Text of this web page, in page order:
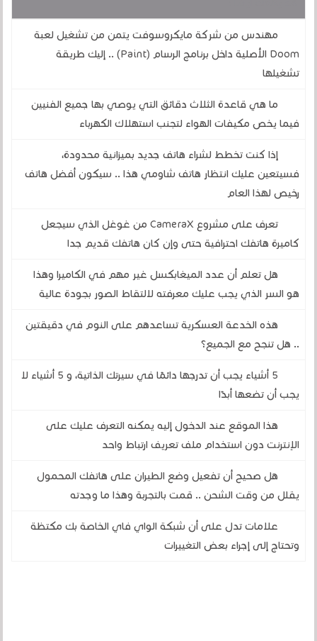
مهندس من شركة مايكروسوفت يتمن من تشغيل لعبة
Doom الأصلية داخل برنامج الرسام (Paint) .. إليك طريقة
تشغيلها
ما هي قاعدة الثلاث دقائق التي يوصي بها جميع الفنيين
فيما يخص مكيفات الهواء لتجنب استهلاك الكهرباء
إذا كنت تخطط لشراء هاتف جديد بميزانية محدودة،
فسيتعين عليك انتظار هاتف شاومي هذا .. سيكون أفضل هاتف
رخيص لهذا العام
تعرف على مشروع CameraX من غوغل الذي سيجعل
كاميرة هاتفك احترافية حتى وإن كان هاتفك قديم جدا
هل تعلم أن عدد الميغابكسل غير مهم في الكاميرا وهذا
هو السر الذي يجب عليك معرفته لالتقاط الصور بجودة عالية
هذه الخدعة العسكرية تساعدهم على النوم في دقيقتين
.. هل تنجح مع الجميع؟
5 أشياء يجب أن تدرجها دائمًا في سيرتك الذاتية، و 5 أشياء لا
يجب أن تضعها أبدًا
هذا الموقع عند الدخول إليه يمكنه التعرف عليك على
الإنترنت دون استخدام ملف تعريف ارتباط واحد
هل صحيح أن تفعيل وضع الطيران على هاتفك المحمول
يقلل من وقت الشحن .. قمت بالتجربة وهذا ما وجدته
علامات تدل على أن شبكة الواي فاي الخاصة بك مكتظة
وتحتاج إلى إجراء بعض التغييرات